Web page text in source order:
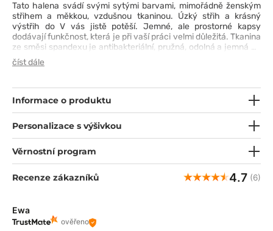
Tato halena svádí svými sytými barvami, mimořádně ženským
střihem a měkkou, vzdušnou tkaninou. Úzký střih a krásný
výstřih do V vás jistě potěší. Jemné, ale prostorné kapsy
dodávají funkčnost, která je při vaší práci velmi důležitá. Tkanina
ze směsi spandexu je antibakteriální, pružná, odolná a jemná na
dotek. Další větrací rozparky zajistí vaše pohodlí v každé situaci.
Vyberte si bluzku z kolekce Matrix Pro a vytvářejte bezvadné
číst dále
Informace o produktu
Personalizace s výšivkou
Věrnostní program
Recenze zákazníků 4.7 (6)
Ewa
ověřeno